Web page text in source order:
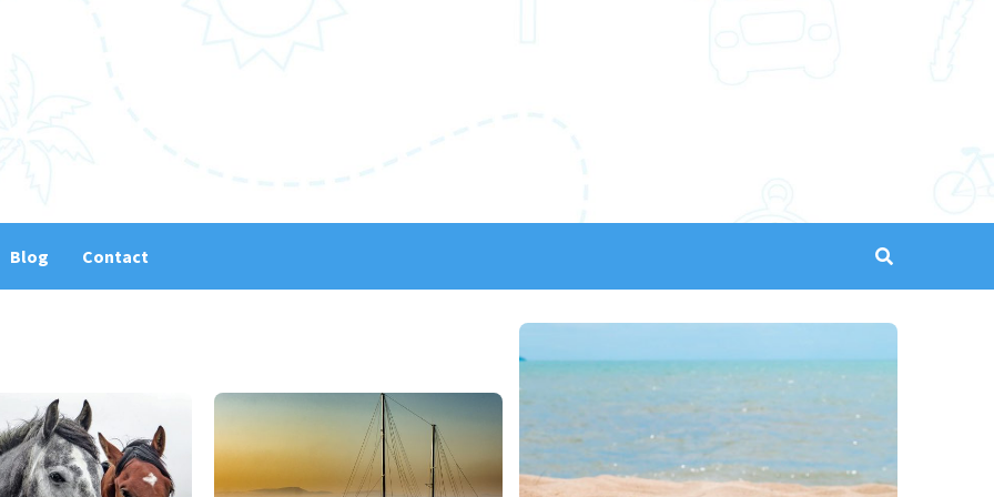
Blog Contact